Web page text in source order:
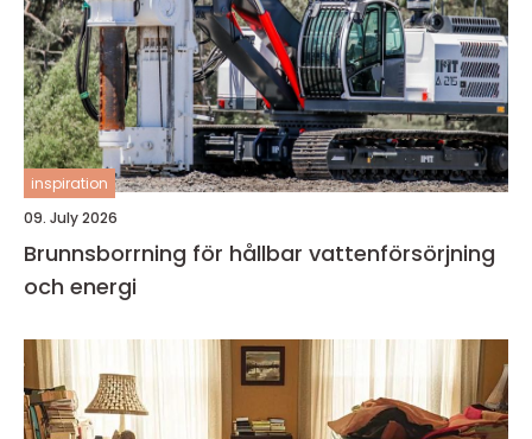
inspiration
09. July 2026
Brunnsborrning för hållbar vattenförsörjning
och energi